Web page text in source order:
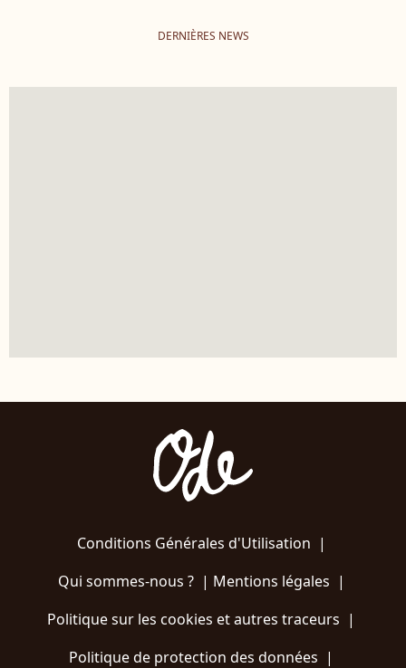
DERNIÈRES NEWS
Conditions Générales d'Utilisation |
Qui sommes-nous ?| Mentions légales |
Politique sur les cookies et autres traceurs |
Politique de protection des données |